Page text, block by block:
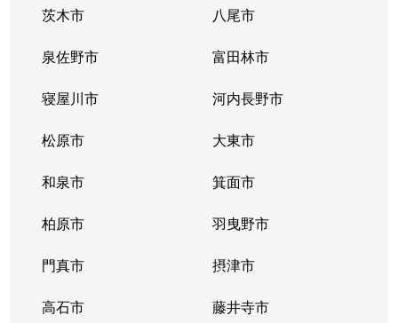
茨木市 八尾市
泉佐野市 富田林市
寝屋川市 河内長野市
松原市 大東市
和泉市 箕面市
柏原市 羽曳野市
門真市 摂津市
高石市 藤井寺市